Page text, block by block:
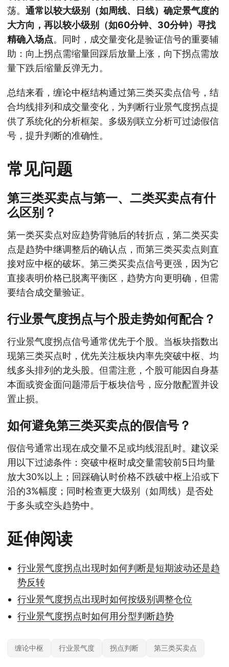
荡。 通常以较大级别（如周线、日线）确定景气度的
大方向，再以较小级别（如60分钟、30分钟）寻找
精确入场点。同时，成交量变化是验证信号的重要辅
助：向上拐点需缩量回踩后放量上涨，向下拐点需放
量下跌后缩量反弹无力。
总结来看，缠论中枢结构通过第三类买卖点信号，结
合均线排列和成交量变化，为判断行业景气度拐点提
供了系统化的分析框架。多级别联立分析可过滤假信
号，提升判断的准确性。
常见问题
第三类买卖点与第一、二类买卖点有什
么区别？
第一类买卖点对应趋势背驰后的转折点，第二类买卖
点是趋势中继调整后的确认点，而第三类买卖点则直
接对应中枢的破坏。第三类买卖点信号更强，因为它
直接表明价格已脱离平衡区，趋势方向更明确，但需
要结合成交量验证。
行业景气度拐点与个股走势如何配合？
行业景气度拐点信号通常优先于个股。当板块指数出
现第三类买点时，优先关注板块内率先突破中枢、均
线多头排列的龙头股。但需注意，个股可能因自身基
本面或资金面问题滞后于板块信号，应分散配置并设
置止损。
如何避免第三类买卖点的假信号？
假信号通常出现在成交量不足或均线混乱时。建议采
用以下过滤条件：突破中枢时成交量需较前5日均量
放大30%以上；回踩确认时价格不跌破中枢上沿或下
沿的3%幅度；同时检查更大级别（如周线）是否处
于多头或空头趋势中。
延伸阅读
行业景气度拐点出现时如何判断是短期波动还是趋
势反转
行业景气度拐点出现时如何按级别调整仓位
行业景气度拐点时如何用分型判断趋势
缠论中枢 行业景气度 拐点判断 第三类买卖点